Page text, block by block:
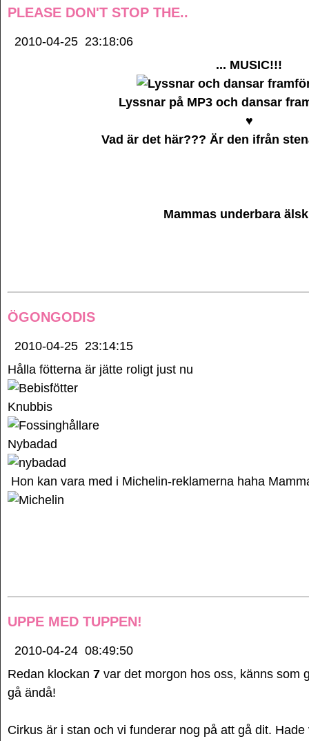
PLEASE DON'T STOP THE..
2010-04-25 23:18:06
... MUSIC!!!
Lyssnar på MP3 och dansar
♥
Vad är det här??? Är den ifrån
Mammas underbara
ÖGONGODIS
2010-04-25 23:14:15
Hålla fötterna är jätte roligt just nu
Knubbis
Nybadad
Hon kan vara med i Michelin-reklamerna haha
UPPE MED TUPPEN!
2010-04-24 08:49:50
Redan klockan 7 var det morgon hos oss, känns som
gå ändå!
Cirkus är i stan och vi funderar nog på att gå dit.